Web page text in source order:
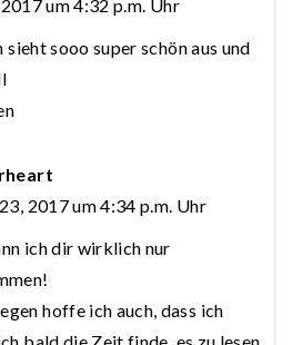
um 4:32 p.m. Uhr
sieht sooo super schön aus und
2017 um 4:34 p.m. Uhr
ich dir wirklich nur
hoffe ich auch, dass ich